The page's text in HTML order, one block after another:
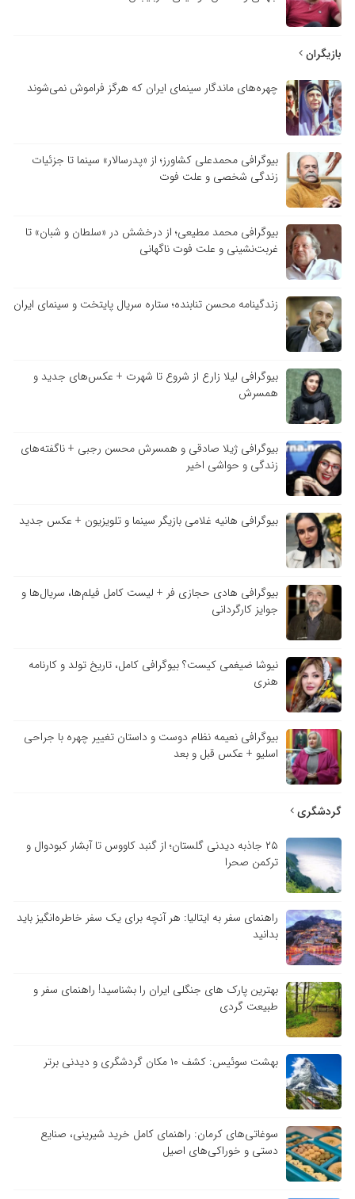
بازیگران
چهره‌های ماندگار سینمای ایران که هرگز فراموش نمی‌شوند
بیوگرافی محمدعلی کشاورز؛ از «پدرسالار» سینما تا جزئیات
زندگی شخصی و علت فوت
بیوگرافی محمد مطیعی؛ از درخشش در «سلطان و شبان» تا
غربت‌نشینی و علت فوت ناگهانی
زندگینامه محسن تنابنده؛ ستاره سریال پایتخت و سینمای ایران
بیوگرافی لیلا زارع از شروع تا شهرت + عکس‌های جدید و
همسرش
بیوگرافی ژیلا صادقی و همسرش محسن رجبی + ناگفته‌های
زندگی و حواشی اخیر
بیوگرافی هانیه غلامی بازیگر سینما و تلویزیون + عکس جدید
بیوگرافی هادی حجازی فر + لیست کامل فیلم‌ها، سریال‌ها و
جوایز کارگردانی
نیوشا ضیغمی کیست؟ بیوگرافی کامل، تاریخ تولد و کارنامه
هنری
بیوگرافی نعیمه نظام دوست و داستان تغییر چهره با جراحی
اسلیو + عکس قبل و بعد
گردشگری
۲۵ جاذبه دیدنی گلستان؛ از گنبد کاووس تا آبشار کبودوال و
ترکمن صحرا
راهنمای سفر به ایتالیا: هر آنچه برای یک سفر خاطره‌انگیز باید
بدانید
بهترین پارک های جنگلی ایران را بشناسید! راهنمای سفر و
طبیعت گردی
بهشت سوئیس: کشف ۱۰ مکان گردشگری و دیدنی برتر
سوغاتی‌های کرمان: راهنمای کامل خرید شیرینی، صنایع
دستی و خوراکی‌های اصیل